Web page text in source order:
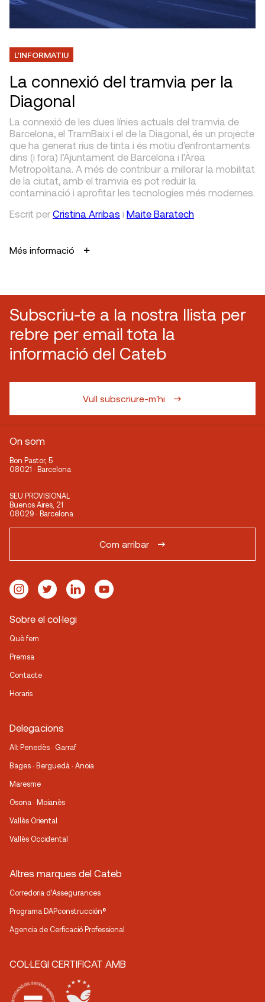
L'INFORMATIU
La connexió del tramvia per la
Diagonal
La connexió de les dues línies actuals del tramvia de
Barcelona, el TramBaix i el de la Diagonal, és un projecte
que ha generat rius de tinta i és motiu d’enfrontaments
dins (i fora) l’Ajuntament de Barcelona i l’Àrea
Metropolitana. A més de contribuir a millorar la mobilitat
de la ciutat, amb el tramvia es pot reduir la
contaminació i aprofitar les tecnologies més modernes.
Escrit per Cristina Arribas i Maite Baratech
Més informació
Subscriu-te a la nostra llista per
rebre per email tota la
informació del Cateb
Vull subscriure-m'hi
On som
Bon Pastor, 5
08021 · Barcelona
SEU PROVISIONAL
Buenos Aires, 21
08029 · Barcelona
Com arribar
Sobre el col·legi
Què fem
Premsa
Contacte
Horaris
Delegacions
Alt Penedès · Garraf
Bages · Berguedà · Anoia
Maresme
Osona · Moianès
Vallès Oriental
Vallès Occidental
Altres marques del Cateb
Corredoria d’Assegurances
Programa DAPconstrucción®
Agencia de Cerficació Professional
COL·LEGI CERTIFICAT AMB